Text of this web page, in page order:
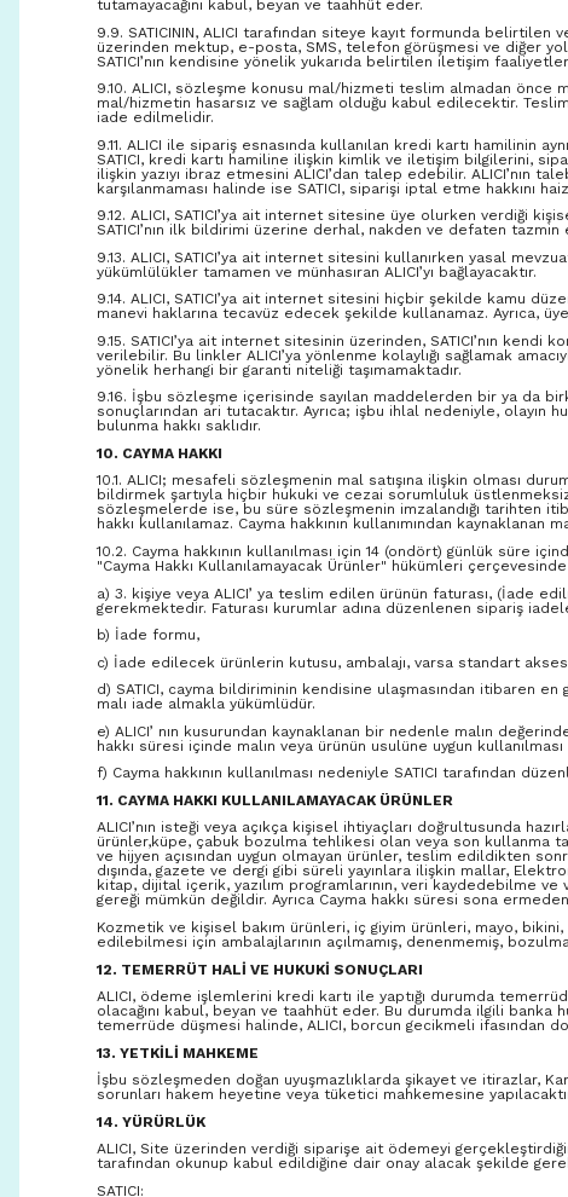
tutamayacağını kabul, beyan ve taahhüt eder.
9.9. SATICININ, ALICI tarafından siteye kayıt formunda
üzerinden mektup, e-posta, SMS, telefon görüşmesi ve diğer
SATICI’nın kendisine yönelik yukarıda belirtilen iletişim
9.10. ALICI, sözleşme konusu mal/hizmeti teslim almadan önce
mal/hizmetin hasarsız ve sağlam olduğu kabul edilecektir.
iade edilmelidir.
9.11. ALICI ile sipariş esnasında kullanılan kredi kartı hamilinin
SATICI, kredi kartı hamiline ilişkin kimlik ve iletişim bilgilerini,
ilişkin yazıyı ibraz etmesini ALICI’dan talep edebilir.
karşılanmaması halinde ise SATICI, siparişi iptal etme hakkını
9.12. ALICI, SATICI’ya ait internet sitesine üye olurken verdiği
SATICI’nın ilk bildirimi üzerine derhal, nakden ve defaten
9.13. ALICI, SATICI’ya ait internet sitesini kullanırken yasal
yükümlülükler tamamen ve münhasıran ALICI’yı bağlayacaktır.
9.14. ALICI, SATICI’ya ait internet sitesini hiçbir şekilde kamu
manevi haklarına tecavüz edecek şekilde kullanamaz. Ayrıca,
9.15. SATICI’ya ait internet sitesinin üzerinden, SATICI’nın
verilebilir. Bu linkler ALICI’ya yönlenme kolaylığı sağlamak
yönelik herhangi bir garanti niteliği taşımamaktadır.
9.16. İşbu sözleşme içerisinde sayılan maddelerden bir ya da
sonuçlarından ari tutacaktır. Ayrıca; işbu ihlal nedeniyle, olayın
bulunma hakkı saklıdır.
10. CAYMA HAKKI
10.1. ALICI; mesafeli sözleşmenin mal satışına ilişkin olması
bildirmek şartıyla hiçbir hukuki ve cezai sorumluluk
sözleşmelerde ise, bu süre sözleşmenin imzalandığı tarihten
hakkı kullanılamaz. Cayma hakkının kullanımından
10.2. Cayma hakkının kullanılması için 14 (ondört) günlük süre
"Cayma Hakkı Kullanılamayacak Ürünler" hükümleri
a) 3. kişiye veya ALICI’ ya teslim edilen ürünün faturası, (İade
gerekmektedir. Faturası kurumlar adına düzenlenen sipariş
b) İade formu,
c) İade edilecek ürünlerin kutusu, ambalajı, varsa standart
d) SATICI, cayma bildiriminin kendisine ulaşmasından itibaren
malı iade almakla yükümlüdür.
e) ALICI’ nın kusurundan kaynaklanan bir nedenle malın
hakkı süresi içinde malın veya ürünün usulüne uygun
f) Cayma hakkının kullanılması nedeniyle SATICI tarafından
11. CAYMA HAKKI KULLANILAMAYACAK ÜRÜNLER
ALICI’nın isteği veya açıkça kişisel ihtiyaçları doğrultusunda
ürünler,küpe, çabuk bozulma tehlikesi olan veya son kullanma
ve hijyen açısından uygun olmayan ürünler, teslim edildikten
dışında, gazete ve dergi gibi süreli yayınlara ilişkin mallar,
kitap, dijital içerik, yazılım programlarının, veri kaydedebilme
gereği mümkün değildir. Ayrıca Cayma hakkı süresi sona
Kozmetik ve kişisel bakım ürünleri, iç giyim ürünleri, mayo,
edilebilmesi için ambalajlarının açılmamış, denenmemiş,
12. TEMERRÜT HALİ VE HUKUKİ SONUÇLARI
ALICI, ödeme işlemlerini kredi kartı ile yaptığı durumda
olacağını kabul, beyan ve taahhüt eder. Bu durumda ilgili
temerrüde düşmesi halinde, ALICI, borcun gecikmeli ifasından
13. YETKİLİ MAHKEME
İşbu sözleşmeden doğan uyuşmazlıklarda şikayet ve itirazlar,
sorunları hakem heyetine veya tüketici mahkemesine
14. YÜRÜRLÜK
ALICI, Site üzerinden verdiği siparişe ait ödemeyi
tarafından okunup kabul edildiğine dair onay alacak şekilde
SATICI: